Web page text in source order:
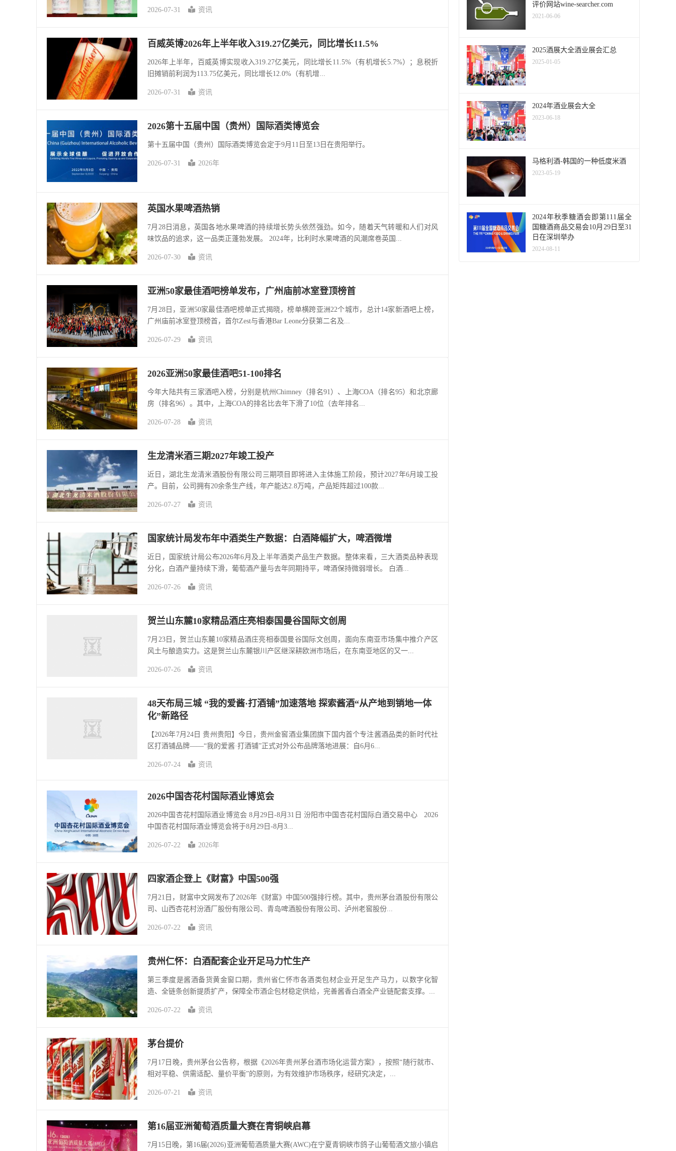
2026-07-31 资讯
百威英博2026年上半年收入319.27亿美元，同比增长11.5%
2026年上半年，百威英博实现收入319.27亿美元，同比增长11.5%（有机增长5.7%）；息税折
旧摊销前利润为113.75亿美元，同比增长12.0%（有机增...
2026-07-31 资讯
2026第十五届中国（贵州）国际酒类博览会
第十五届中国（贵州）国际酒类博览会定于9月11日至13日在贵阳举行。
2026-07-31 2026年
英国水果啤酒热销
7月28日消息，英国各地水果啤酒的持续增长势头依然强劲。如今，随着天气转暖和人们对风
味饮品的追求，这一品类正蓬勃发展。 2024年，比利时水果啤酒的风潮席卷英国...
2026-07-30 资讯
亚洲50家最佳酒吧榜单发布，广州庙前冰室登顶榜首
7月28日，亚洲50家最佳酒吧榜单正式揭晓，榜单横跨亚洲22个城市，总计14家新酒吧上榜，
广州庙前冰室登顶榜首，首尔Zest与香港Bar Leone分获第二名及...
2026-07-29 资讯
2026亚洲50家最佳酒吧51-100排名
今年大陆共有三家酒吧入榜，分别是杭州Chimney（排名91）、上海COA（排名95）和北京廊
房（排名96）。其中，上海COA的排名比去年下滑了10位（去年排名...
2026-07-28 资讯
生龙清米酒三期2027年竣工投产
近日，湖北生龙清米酒股份有限公司三期项目即将进入主体施工阶段，预计2027年6月竣工投
产。目前，公司拥有20余条生产线，年产能达2.8万吨，产品矩阵超过100款...
2026-07-27 资讯
国家统计局发布年中酒类生产数据：白酒降幅扩大，啤酒微增
近日，国家统计局公布2026年6月及上半年酒类产品生产数据。整体来看，三大酒类品种表现
分化，白酒产量持续下滑，葡萄酒产量与去年同期持平，啤酒保持微弱增长。 白酒...
2026-07-26 资讯
贺兰山东麓10家精品酒庄亮相泰国曼谷国际文创周
7月23日，贺兰山东麓10家精品酒庄亮相泰国曼谷国际文创周，面向东南亚市场集中推介产区
风土与酿造实力。这是贺兰山东麓银川产区继深耕欧洲市场后，在东南亚地区的又一...
2026-07-26 资讯
48天布局三城 “我的爱酱·打酒铺”加速落地 探索酱酒“从产地到销地一体
化”新路径
【2026年7月24日 贵州贵阳】今日，贵州金窖酒业集团旗下国内首个专注酱酒品类的新时代社
区打酒铺品牌——“我的爱酱·打酒铺”正式对外公布品牌落地进展：自6月6...
2026-07-24 资讯
2026中国杏花村国际酒业博览会
2026中国杏花村国际酒业博览会 8月29日-8月31日 汾阳市中国杏花村国际白酒交易中心 2026
中国杏花村国际酒业博览会将于8月29日-8月3...
2026-07-22 2026年
四家酒企登上《财富》中国500强
7月21日，财富中文网发布了2026年《财富》中国500强排行榜。其中，贵州茅台酒股份有限公
司、山西杏花村汾酒厂股份有限公司、青岛啤酒股份有限公司、泸州老窖股份...
2026-07-22 资讯
贵州仁怀：白酒配套企业开足马力忙生产
第三季度是酱酒备货黄金窗口期，贵州省仁怀市各酒类包材企业开足生产马力，以数字化智
造、全链条创新提质扩产，保障全市酒企包材稳定供给，完善酱香白酒全产业链配套支撑。...
2026-07-22 资讯
茅台提价
7月17日晚，贵州茅台公告称，根据《2026年贵州茅台酒市场化运营方案》，按照“随行就市、
相对平稳、供需适配、量价平衡”的原则，为有效维护市场秩序，经研究决定，...
2026-07-21 资讯
第16届亚洲葡萄酒质量大赛在青铜峡启幕
7月15日晚，第16届(2026)亚洲葡萄酒质量大赛(AWC)在宁夏青铜峡市鸽子山葡萄酒文旅小镇启
评价网站wine-searcher.com
2021-06-06
2025酒展大全酒业展会汇总
2025-01-05
2024年酒业展会大全
2023-06-18
马格利酒-韩国的一种低度米酒
2023-05-19
2024年秋季糖酒会即第111届全
国糖酒商品交易会10月29日至31
日在深圳举办
2024-08-11